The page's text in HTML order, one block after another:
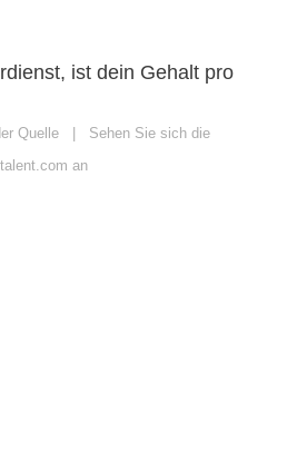
ist dein Gehalt pro
Quelle
Sehen Sie sich die
an